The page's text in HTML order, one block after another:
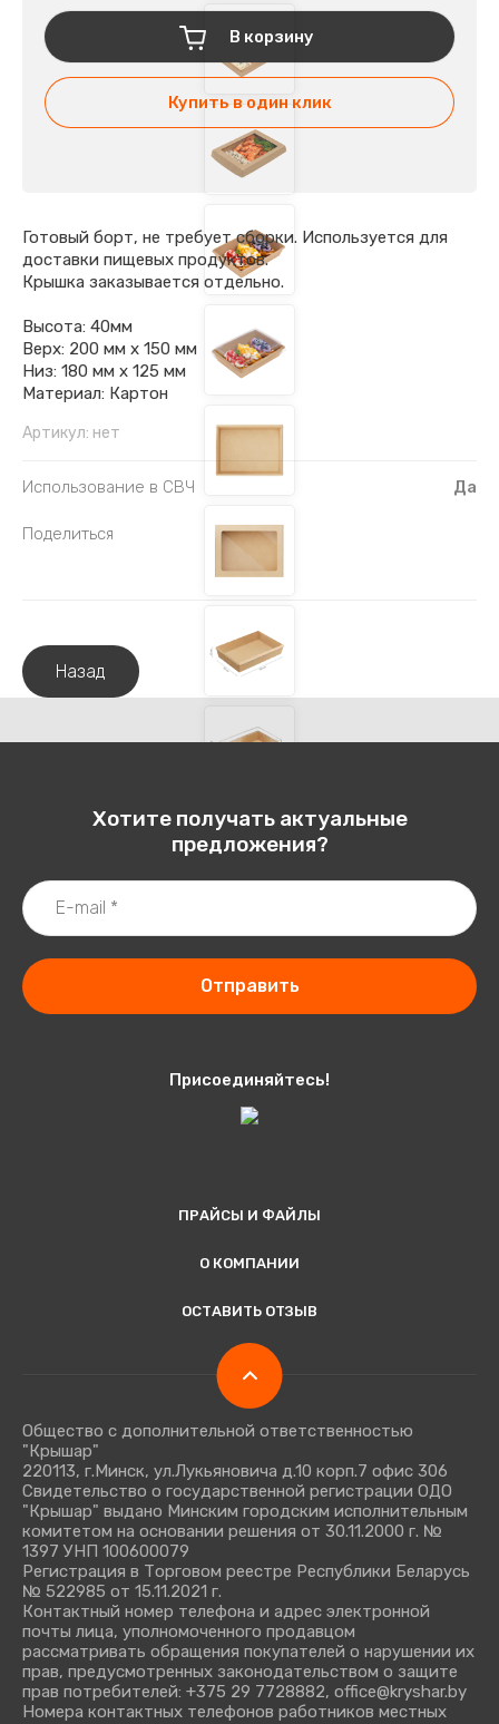
В корзину
Купить в один клик
Готовый борт, не требует сборки. Используется для
доставки пищевых продуктов.
Крышка заказывается отдельно.
Высота: 40мм
Верх: 200 мм х 150 мм
Низ: 180 мм х 125 мм
Материал: Картон
Артикул: нет
Использование в СВЧ Да
Поделиться
Назад
Присоединяйтесь!
Хотите получать актуальные
предложения?
Отправить
ПРАЙСЫ И ФАЙЛЫ
О КОМПАНИИ
ОСТАВИТЬ ОТЗЫВ
Общество с дополнительной ответственностью
"Крышар"
220113, г.Минск, ул.Лукьяновича д.10 корп.7 офис 306
Свидетельство о государственной регистрации ОДО
"Крышар" выдано Минским городским исполнительным
комитетом на основании решения от 30.11.2000 г. №
1397 УНП 100600079
Регистрация в Торговом реестре Республики Беларусь
№ 522985 от 15.11.2021 г.
Контактный номер телефона и адрес электронной
почты лица, уполномоченного продавцом
рассматривать обращения покупателей о нарушении их
прав, предусмотренных законодательством о защите
прав потребителей: +375 29 7728882, office@kryshar.by
Номера контактных телефонов работников местных